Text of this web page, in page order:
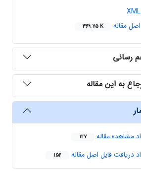
XML
اصل مقاله
369.75 K
رسانی
به این مقاله
مشاهده مقاله 127
دریافت فایل اصل مقاله 152